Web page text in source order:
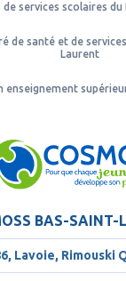
de services scolaires
de santé et de
Laurent
enseignement
BAS-SAINT-
Lavoie, Rimouski